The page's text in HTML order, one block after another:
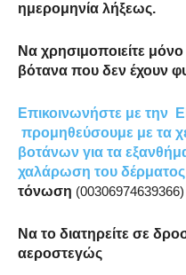
ημερομηνία λήξεως.
Να χρησιμοποιείτε
βότανα που δεν έχουν
Επικοινωνήστε με την
προμηθεύσουμε με τα
βοτάνων για τα
χαλάρωση του δέρματος
τόνωση (00306974639366)
Να το διατηρείτε σε
αεροστεγώς